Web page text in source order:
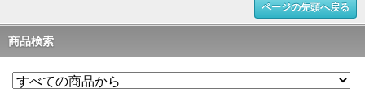
ページの先頭へ戻る
商品検索